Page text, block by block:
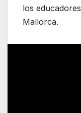
los
Mallorca.